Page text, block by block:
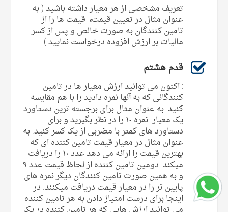
تعریف مشخصی از هر معیار داشته باشید ( به
عنوان مثال در تعیین قیمت، قیمت ها را از
تامین کنندگان به صورت خالص و پس از کسر
مالیات بر ارزش افزوده درخواست نمایید.)
قدم هشتم
: اکنون می توانید ارزش معیار ها در تامین
کنندگانی که به آنها نمره دادید را با هم مقایسه
کنید. به عنوان مثال برای برجسته ترین دستاورد
یک معیار نمره ۱۰ را در نظر بگیرید و برای
دستاورد های کمتر با مضربی از یک کسر کنید. به
عنوان مثال در معیار قیمت تامین کننده ای که
بهترین قیمت را ارائه می دهد عدد ۱۰ را دریافت
میکند. دومین تامین کننده از لحاظ قیمت عدد ۹
و به همین صورت تامین کنندگان دیگر نمره های
پایین تر را در معیار قیمت دریافت میکنند. در
اینجا برای درست امتیاز دادن به هر تامین کننده